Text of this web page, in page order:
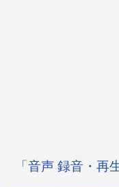
「音声 録音・再